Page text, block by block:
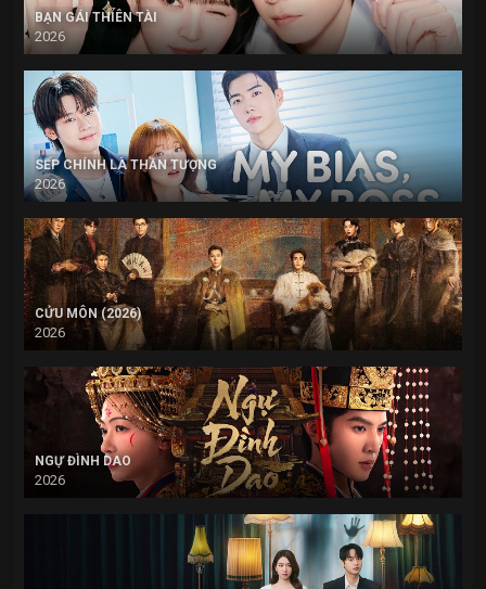
BẠN GÁI THIÊN TÀI
2026
SẾP CHÍNH LÀ THẦN TƯỢNG
2026
CỬU MÔN (2026)
2026
NGỰ ĐÌNH DAO
2026